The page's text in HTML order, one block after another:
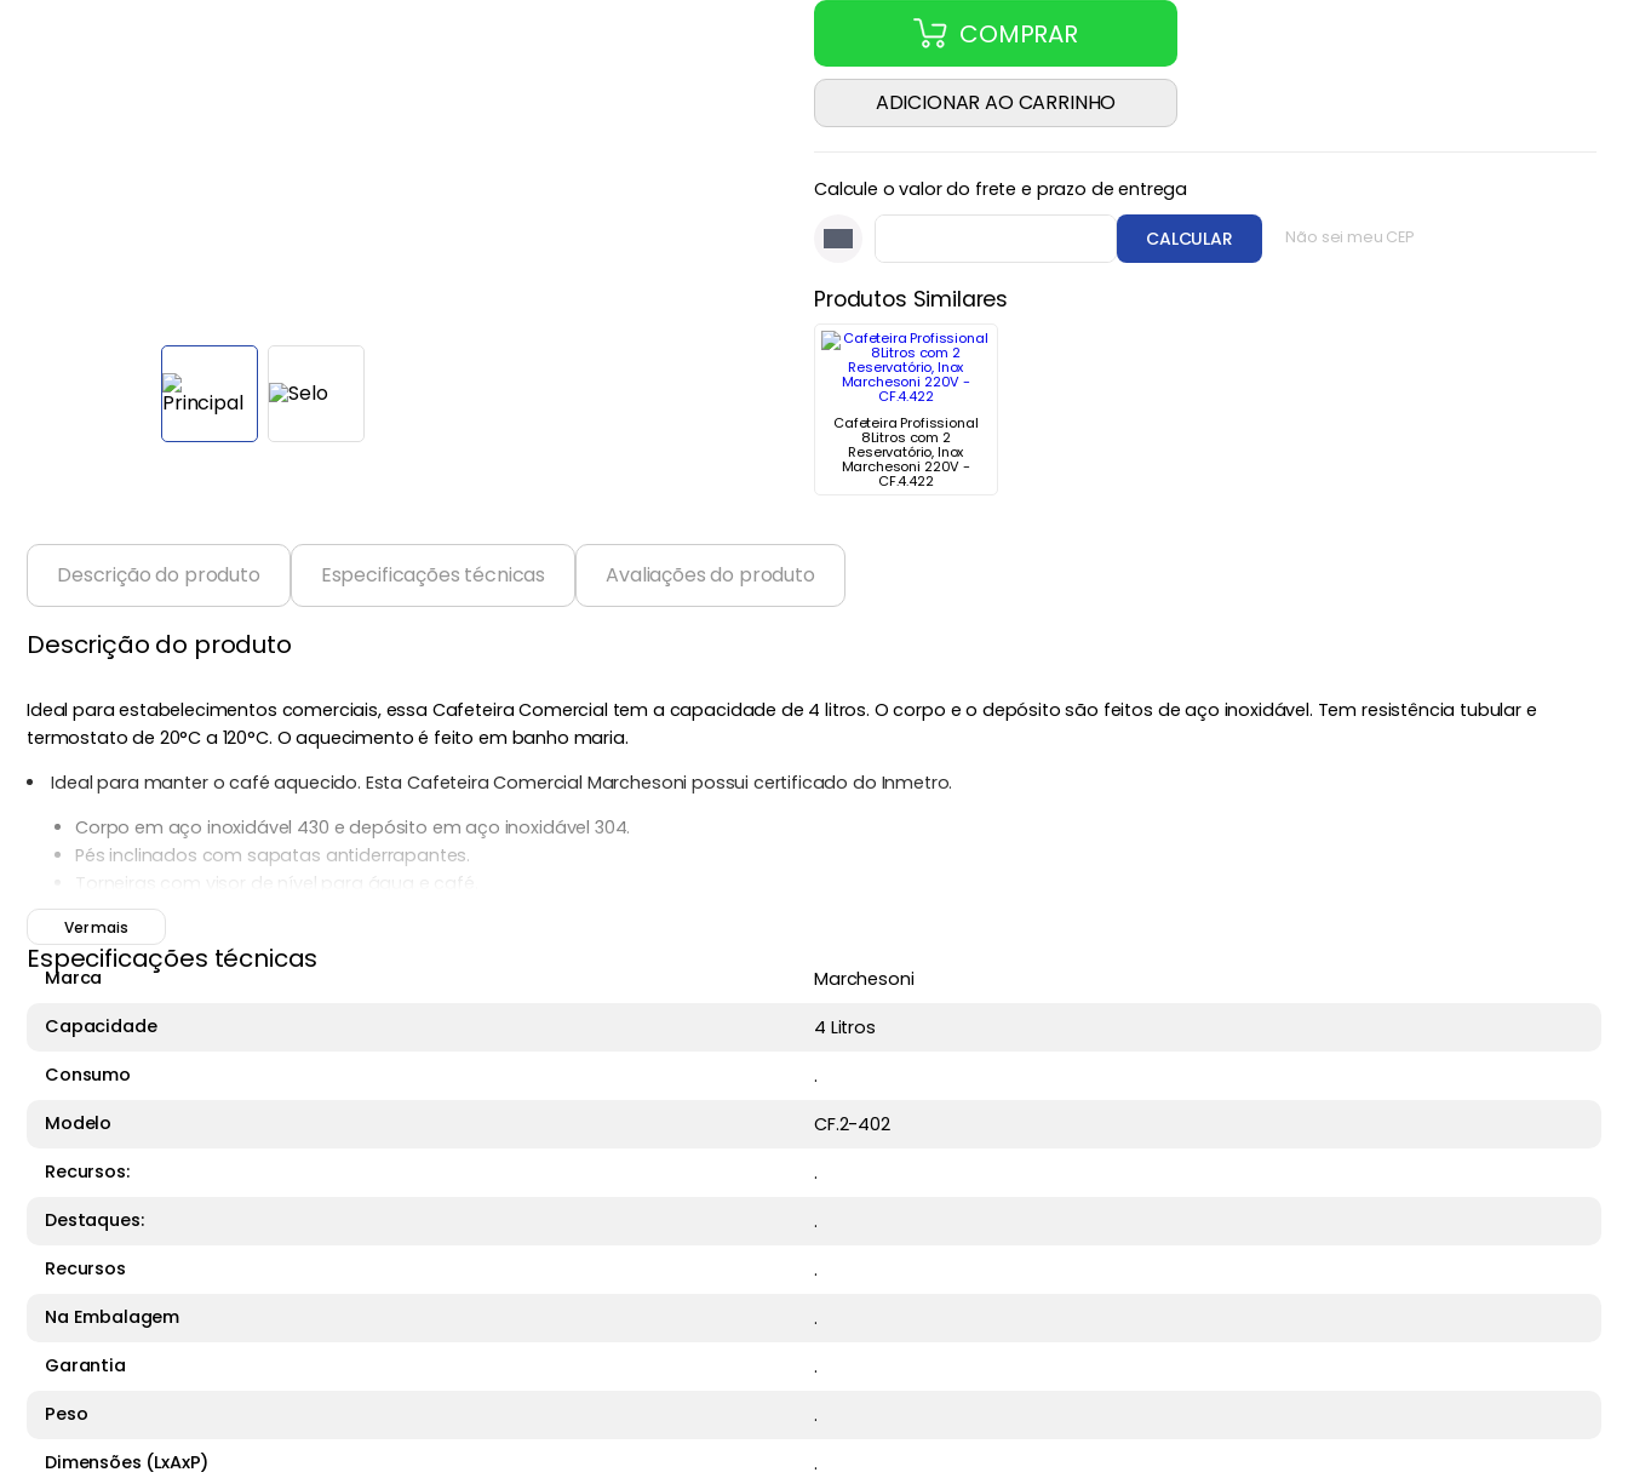
COMPRAR
ADICIONAR AO CARRINHO
Calcule o valor do frete e prazo de entrega
Não sei meu CEP
CALCULAR
Produtos Similares
Cafeteira Profissional
8Litros com 2
Reservatório, Inox
Marchesoni 220V -
CF.4.422
Descrição do produto Especificações técnicas Avaliações do produto
Descrição do produto
Ideal para estabelecimentos comerciais, essa Cafeteira Comercial tem a capacidade de 4 litros. O corpo e o depósito são feitos de aço inoxidável. Tem resistência tubular e
termostato de 20°C a 120°C. O aquecimento é feito em banho maria.
Ideal para manter o café aquecido. Esta Cafeteira Comercial Marchesoni possui certificado do Inmetro.
Corpo em aço inoxidável 430 e depósito em aço inoxidável 304.
Pés inclinados com sapatas antiderrapantes.
Torneiras com visor de nível para água e café.
Resistência tubular e termostato regulável de 20º a 120º.
Aquecimento em banho-maria.
Acompanha vareta para limpeza das torneiras.
Indicada para bares, padarias, restaurantes, hotéis, pousadas e serviços de alimentação em geral.
Capacidade: 4 litros.
Alimentação: 220V.
Dimensões (C x L x A): Produto: 28 x 36 x 53 cm. Embalagem: 36 x 36 x 54 cm.
Peso bruto: 5,4 kg.
Ver mais
Especificações técnicas
Marca
Marchesoni
Capacidade
4 Litros
Consumo
.
Modelo
CF.2-402
Recursos:
.
Destaques:
.
Recursos
.
Na Embalagem
.
Garantia
.
Peso
.
Dimensões (LxAxP)
.